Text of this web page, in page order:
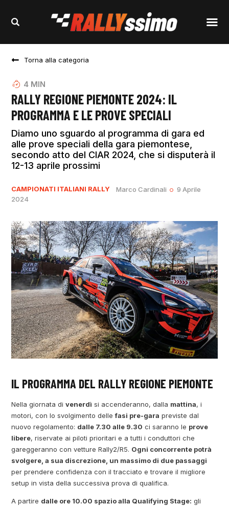
Torna alla categoria
4 MIN
RALLY REGIONE PIEMONTE 2024: IL
PROGRAMMA E LE PROVE SPECIALI
Diamo uno sguardo al programma di gara ed
alle prove speciali della gara piemontese,
secondo atto del CIAR 2024, che si disputerà il
12-13 aprile prossimi
CAMPIONATI ITALIANI RALLY Marco Cardinali
9 Aprile
2024
IL PROGRAMMA DEL RALLY REGIONE PIEMONTE
Nella giornata divenerdì si accenderanno, dalla mattina, i
motori, con lo svolgimento dellefasi pre-gara previste dal
nuovo regolamento: dalle 7.30 alle 9.30 ci saranno le prove
libere, riservate ai piloti prioritari e a tutti i conduttori che
gareggeranno con vetture Rally2/R5. Ogni concorrente potrà
svolgere, a sua discrezione, un massimo di due passaggi
per prendere confidenza con il tracciato e trovare il migliore
setup in vista della successiva prova di qualifica.
A partire dalle ore 10.00 spazio alla Qualifying Stage: gli